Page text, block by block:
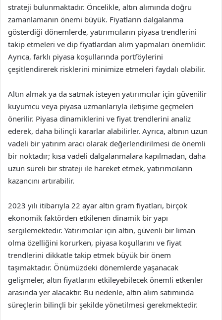
strateji bulunmaktadır. Öncelikle, altın alımında doğru
zamanlamanın önemi büyük. Fiyatların dalgalanma
gösterdiği dönemlerde, yatırımcıların piyasa trendlerini
takip etmeleri ve dip fiyatlardan alım yapmaları önemlidir.
Ayrıca, farklı piyasa koşullarında portföylerini
çeşitlendirerek risklerini minimize etmeleri faydalı olabilir.
Altın almak ya da satmak isteyen yatırımcılar için güvenilir
kuyumcu veya piyasa uzmanlarıyla iletişime geçmeleri
önerilir. Piyasa dinamiklerini ve fiyat trendlerini analiz
ederek, daha bilinçli kararlar alabilirler. Ayrıca, altının uzun
vadeli bir yatırım aracı olarak değerlendirilmesi de önemli
bir noktadır; kısa vadeli dalgalanmalara kapılmadan, daha
uzun süreli bir strateji ile hareket etmek, yatırımcıların
kazancını artırabilir.
2023 yılı itibarıyla 22 ayar altın gram fiyatları, birçok
ekonomik faktörden etkilenen dinamik bir yapı
sergilemektedir. Yatırımcılar için altın, güvenli bir liman
olma özelliğini korurken, piyasa koşullarını ve fiyat
trendlerini dikkatle takip etmek büyük bir önem
taşımaktadır. Önümüzdeki dönemlerde yaşanacak
gelişmeler, altın fiyatlarını etkileyebilecek önemli etkenler
arasında yer alacaktır. Bu nedenle, altın alım satımında
süreçlerin bilinçli bir şekilde yönetilmesi gerekmektedir.